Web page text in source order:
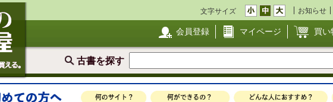
文字サイズ お知らせ
会員登録 マイページ 買い
古書を探す